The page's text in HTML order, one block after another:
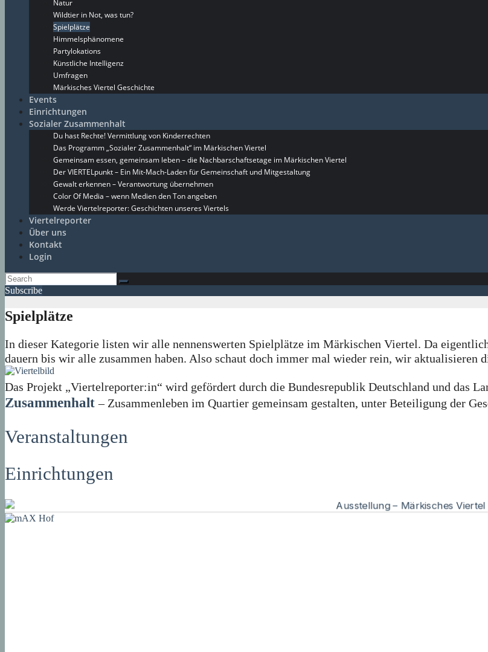
Natur
Wildtier in Not, was tun?
Spielplätze
Himmelsphänomene
Partylokations
Künstliche Intelligenz
Umfragen
Märkisches Viertel Geschichte
Events
Einrichtungen
Sozialer Zusammenhalt
Du hast Rechte! Vermittlung von Kinderrechten
Das Programm „Sozialer Zusammenhalt“ im Märkischen Viertel
Gemeinsam essen, gemeinsam leben – die Nachbarschaftsetage im Märkischen Viertel
Der VIERTELpunkt – Ein Mit-Mach-Laden für Gemeinschaft und Mitgestaltung
Gewalt erkennen – Verantwortung übernehmen
Color Of Media – wenn Medien den Ton angeben
Werde Viertelreporter: Geschichten unseres Viertels
Viertelreporter
Über uns
Kontakt
Login
Subscribe
Spielplätze
In dieser Kategorie listen wir alle nennenswerten Spielplätze im Märkischen Viertel. Da
dauern bis wir alle zusammen haben. Also schaut doch immer mal wieder rein, wir aktualisieren
Das Projekt „Viertelreporter:in“ wird gefördert durch die Bundesrepublik Deutschland und das
Zusammenhalt – Zusammenleben im Quartier gemeinsam gestalten, unter Beteiligung der
Veranstaltungen
Einrichtungen